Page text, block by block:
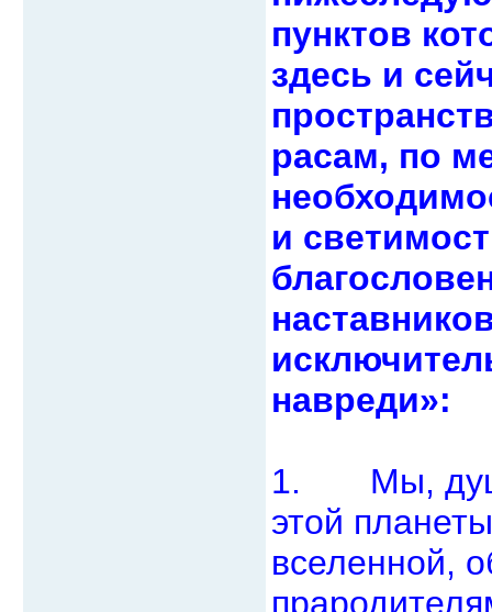
пунктов
здесь и
расам, по
и
навреди»:
1. Мы, души,
этой
вселенной,